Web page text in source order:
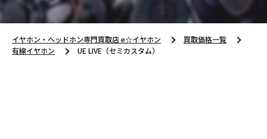
イヤホン・ヘッドホン専門買取店 e☆イヤホン
買取価格一覧
有線イヤホン
UE LIVE（セミカスタム）